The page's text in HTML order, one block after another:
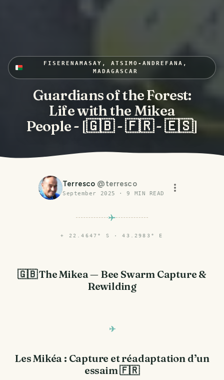
FISERENAMASAY, ATSIMO-ANDREFANA,
MADAGASCAR
Guardians of the Forest:
Life with the Mikea
People - [🇬🇧 - 🇫🇷 - 🇪🇸]
Terresco @terresco
September 2025 ·9 MIN READ
⌖ 22.4647° S · 43.2983° E
🇬🇧 The Mikea — Bee Swarm Capture &
Rewilding
Les Mikéa : Capture et réadaptation d’un
essaim 🇫🇷